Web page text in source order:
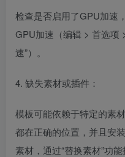
检查是否启用了GPU加速
GPU加速（编辑 > 首选项
速”）。
4. 缺失素材或插件：
模板可能依赖于特定的素
都在正确的位置，并且安
素材，通过“替换素材”功